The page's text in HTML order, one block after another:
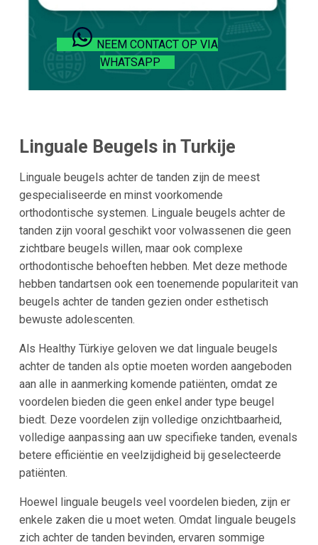
NEEM CONTACT OP VIA
WHATSAPP
Linguale Beugels in Turkije
Linguale beugels achter de tanden zijn de meest
gespecialiseerde en minst voorkomende
orthodontische systemen. Linguale beugels achter de
tanden zijn vooral geschikt voor volwassenen die geen
zichtbare beugels willen, maar ook complexe
orthodontische behoeften hebben. Met deze methode
hebben tandartsen ook een toenemende populariteit van
beugels achter de tanden gezien onder esthetisch
bewuste adolescenten.
Als Healthy Türkiye geloven we dat linguale beugels
achter de tanden als optie moeten worden aangeboden
aan alle in aanmerking komende patiënten, omdat ze
voordelen bieden die geen enkel ander type beugel
biedt. Deze voordelen zijn volledige onzichtbaarheid,
volledige aanpassing aan uw specifieke tanden, evenals
betere efficiëntie en veelzijdigheid bij geselecteerde
patiënten.
Hoewel linguale beugels veel voordelen bieden, zijn er
enkele zaken die u moet weten. Omdat linguale beugels
zich achter de tanden bevinden, ervaren sommige